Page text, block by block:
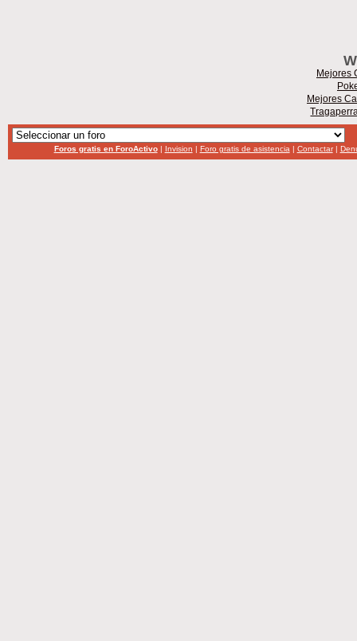
Mejores
Mejores
Foros gratis en ForoActivo| Invision Foro gratis de asistencia| Contactar|